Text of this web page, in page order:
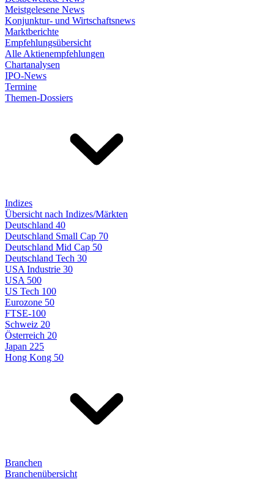
Meistgelesene News
Konjunktur- und Wirtschaftsnews
Marktberichte
Empfehlungsübersicht
Alle Aktienempfehlungen
Chartanalysen
IPO-News
Termine
Themen-Dossiers
Indizes
Übersicht nach Indizes/Märkten
Deutschland 40
Deutschland Small Cap 70
Deutschland Mid Cap 50
Deutschland Tech 30
USA Industrie 30
USA 500
US Tech 100
Eurozone 50
FTSE-100
Schweiz 20
Österreich 20
Japan 225
Hong Kong 50
Branchen
Branchenübersicht